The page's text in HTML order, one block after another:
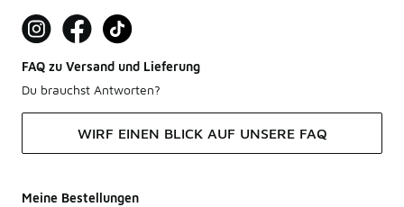
FAQ zu Versand und Lieferung
Du brauchst Antworten?
WIRF EINEN BLICK AUF UNSERE FAQ
Meine Bestellungen